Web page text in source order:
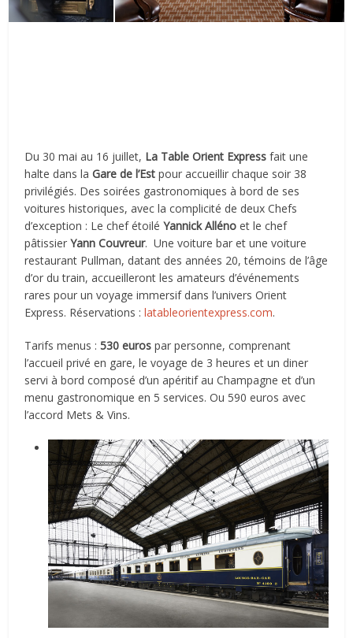
Du 30 mai au 16 juillet, La Table Orient Express fait une
halte dans laGare de l’Est pour accueillir chaque soir 38
privilégiés. Des soirées gastronomiques à bord de ses
voitures historiques, avec la complicité de deux Chefs
d’exception : Le chef étoiléYannick Alléno et le chef
pâtissierYann Couvreur. Une voiture bar et une voiture
restaurant Pullman, datant des années 20, témoins de l’âge
d’or du train, accueilleront les amateurs d’événements
rares pour un voyage immersif dans l’univers Orient
Express. Réservations :latableorientexpress.com.
Tarifs menus :530 euros par personne, comprenant
l’accueil privé en gare, le voyage de 3 heures et un diner
servi à bord composé d’un apéritif au Champagne et d’un
menu gastronomique en 5 services. Ou 590 euros avec
l’accord Mets & Vins.